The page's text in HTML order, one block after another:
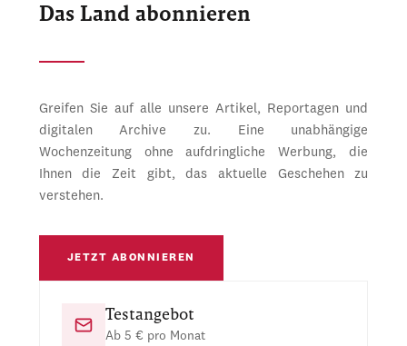
Das Land abonnieren
Greifen Sie auf alle unsere Artikel, Reportagen und
digitalen Archive zu. Eine unabhängige
Wochenzeitung ohne aufdringliche Werbung, die
Ihnen die Zeit gibt, das aktuelle Geschehen zu
verstehen.
JETZT ABONNIEREN
Testangebot
Ab 5 € pro Monat